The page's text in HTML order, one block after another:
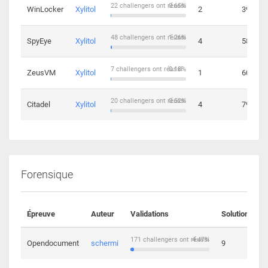
WinLocker Xylitol 0.65%
22 challengers ont réussi 2 39
SpyEye Xylitol 1.26%
48 challengers ont réussi 4 58
ZeusVM Xylitol 0.18%
7 challengers ont réussi 1 60
Citadel Xylitol 0.52%
20 challengers ont réussi 4 79
Forensique
Épreuve Auteur Validations Solutions
Opendocument schermi 4.47%
171 challengers ont réussi 9